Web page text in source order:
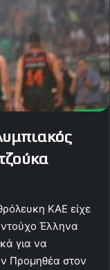
ΚΑΕ είχε
Έλληνα
για να
Προμηθέα στον